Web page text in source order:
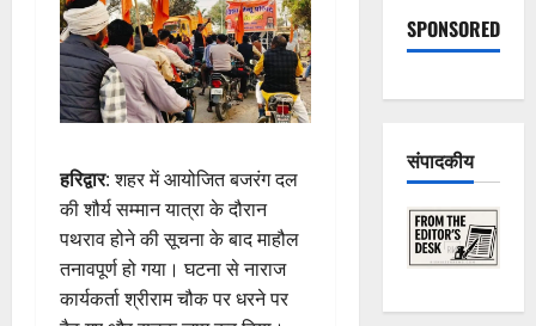
हरिद्वार: शहर में आयोजित बजरंग दल
की शौर्य सम्मान यात्रा के दौरान
पथराव होने की सूचना के बाद माहौल
तनावपूर्ण हो गया। घटना से नाराज
कार्यकर्ता श्रीराम चौक पर धरने पर
SPONSORED
संपादकीय